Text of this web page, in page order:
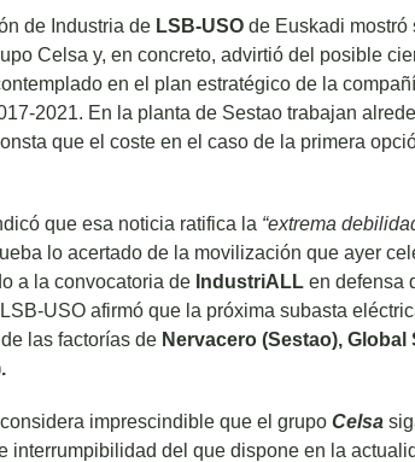
de Industria de LSB-USO de Euskadi mostró
Celsa y, en concreto, advirtió del posible
en el plan estratégico de la
2021. En la planta de Sestao trabajan
que el coste en el caso de la primera
que esa noticia ratifica la “extrema
lo acertado de la movilización que ayer
a la convocatoria de IndustriALL en defensa
LSB-USO afirmó que la próxima subasta
las factorías de Nervacero (Sestao),
imprescindible que el grupo Celsa
interrumpibilidad del que dispone en la